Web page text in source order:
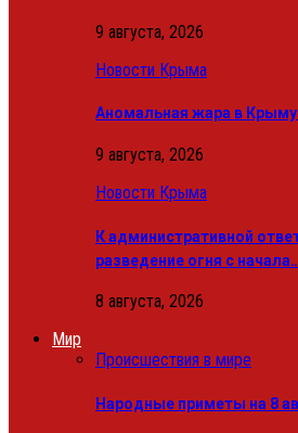
9 августа, 2026
Новости Крыма
Аномальная жара в Крыму
9 августа, 2026
Новости Крыма
К административной
разведение огня с
8 августа, 2026
Мир
Происшествия в мире
Народные приметы на 8